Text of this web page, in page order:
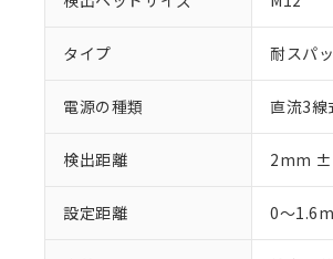
タイプ 耐スパ
電源の種類 直流3線
検出距離 2mm
設定距離 0～